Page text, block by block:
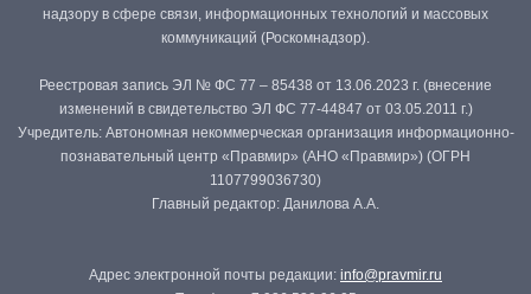
надзору в сфере связи, информационных технологий и массовых
коммуникаций (Роскомнадзор).
Реестровая запись ЭЛ № ФС 77 – 85438 от 13.06.2023 г. (внесение
изменений в свидетельство ЭЛ ФС 77-44847 от 03.05.2011 г.)
Учредитель: Автономная некоммерческая организация информационно-
познавательный центр «Правмир» (АНО «Правмир») (ОГРН
1107799036730)
Главный редактор: Данилова А.А.
Адрес электронной почты редакции: info@pravmir.ru